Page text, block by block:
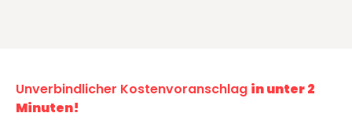
Unverbindlicher Kostenvoranschlag in unter 2
Minuten!